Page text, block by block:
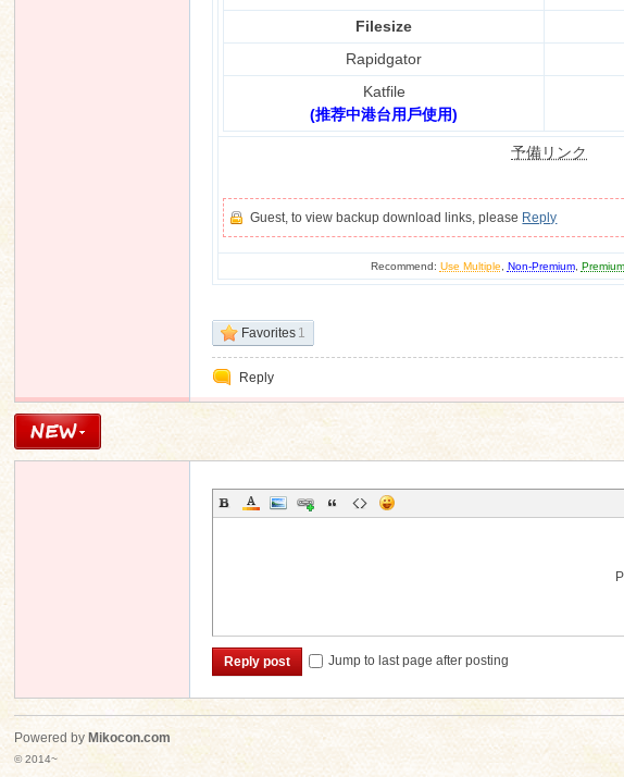
Filesize
Rapidgator
Katfile
(推荐中港台用戶使用)
予備リンク
Guest, to view backup download links, please Reply
Recommend: Use Multiple Non-Premium, Premium
Favorites 1
Reply
Reply post Jump to last page after posting
Powered by Mikocon.com
© 2014~